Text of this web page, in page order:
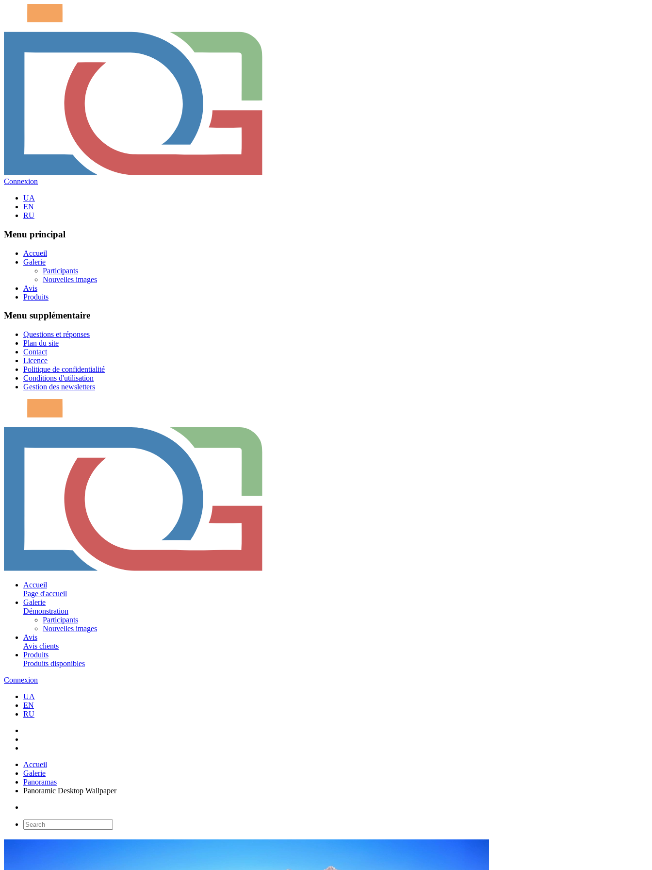
Connexion
UA
EN
RU
Menu principal
Accueil
Galerie
Participants
Nouvelles images
Avis
Produits
Menu supplémentaire
Questions et réponses
Plan du site
Contact
Licence
Politique de confidentialité
Conditions d'utilisation
Gestion des newsletters
Accueil
Page d'accueil
Galerie
Démonstration
Participants
Nouvelles images
Avis
Avis clients
Produits
Produits disponibles
Connexion
UA
EN
RU
Accueil
Galerie
Panoramas
Panoramic Desktop Wallpaper